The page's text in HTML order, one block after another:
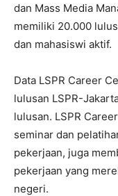
dan Mass Media
memiliki 20.000
dan mahasiswi aktif.
Data LSPR Career
lulusan LSPR-
lulusan. LSPR
seminar dan
pekerjaan, juga
pekerjaan yang
negeri.